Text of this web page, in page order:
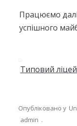
Працюємо далі
успішного
Типовий
Опубліковано у
admin .